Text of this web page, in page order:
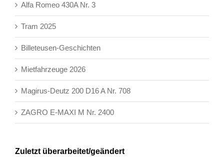
Alfa Romeo 430A Nr. 3
Tram 2025
Billeteusen-Geschichten
Mietfahrzeuge 2026
Magirus-Deutz 200 D16 A Nr. 708
ZAGRO E-MAXI M Nr. 2400
Zuletzt überarbeitet/geändert